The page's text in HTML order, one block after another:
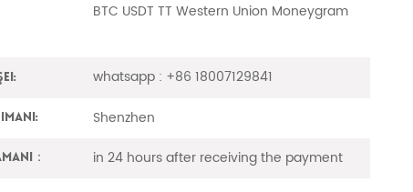
BTC USDT TT Western Union Moneygram
whatsapp : +86 18007129841
Shenzhen
： in 24 hours after receiving the payment